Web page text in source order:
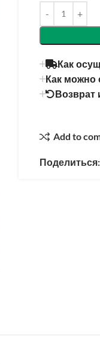
Как
Как можно
Возврат
Add to
Поделиться: